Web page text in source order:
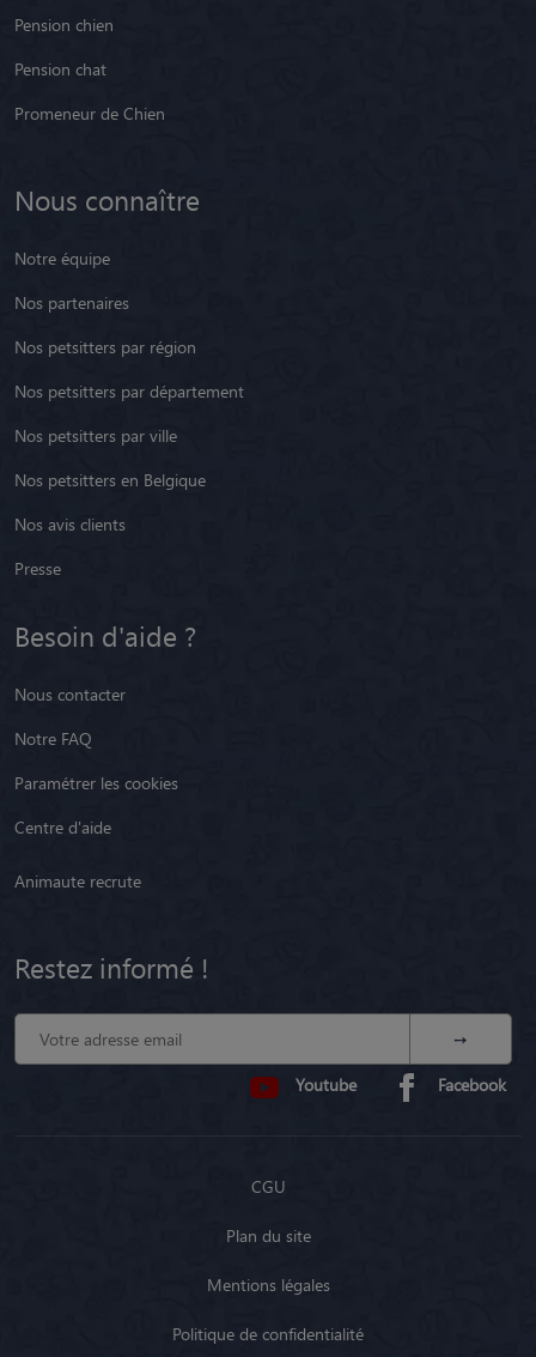
Pension chien
Pension chat
Promeneur de Chien
Nous connaître
Notre équipe
Nos partenaires
Nos petsitters par région
Nos petsitters par département
Nos petsitters par ville
Nos petsitters en Belgique
Nos avis clients
Presse
Besoin d'aide ?
Nous contacter
Notre FAQ
Paramétrer les cookies
Centre d'aide
Animaute recrute
Restez informé !
Youtube Facebook
CGU
Plan du site
Mentions légales
Politique de confidentialité